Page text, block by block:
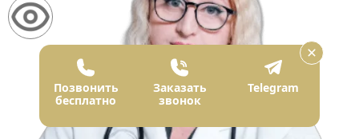
Позвонить
бесплатно
Заказать
звонок
Telegram